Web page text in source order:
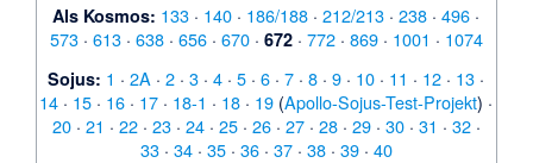
Als Kosmos: 133 · 140 · 186/188 ·212/213 ·238 ·496 ·
573· 613· 638· 656· 670· 672· 772· 869· 1001 · 1074
Sojus: 1 ·2A ·2 ·3 ·4 ·5 ·6 ·7 ·8 ·9 · 10 · 11 · 12 · 13 ·
14 · 15 · 16 · 17 · 18-1 · 18 · 19 (Apollo-Sojus-Test-Projekt) ·
20· 21 · 22· 23· 24· 25· 26· 27· 28· 29· 30· 31 · 32·
33· 34· 35· 36· 37· 38· 39· 40